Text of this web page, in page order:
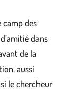
camp des
dans
de la
aussi
le chercheur